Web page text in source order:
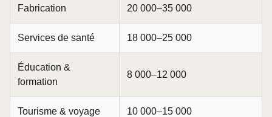
Fabrication 20 000–35 000
Services de santé 18 000–25 000
Éducation &
formation
8 000–12 000
Tourisme & voyage 10 000–15 000